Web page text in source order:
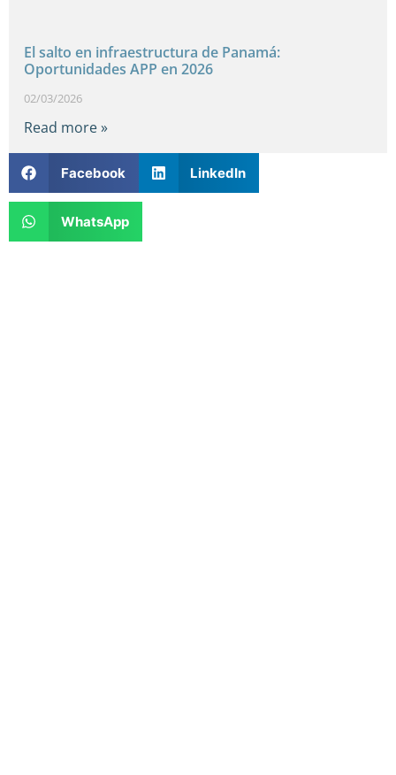
El salto en infraestructura de Panamá:
Oportunidades APP en 2026
02/03/2026
Read more »
Facebook LinkedIn
WhatsApp